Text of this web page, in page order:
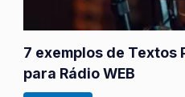
7 exemplos de Textos
para Rádio WEB